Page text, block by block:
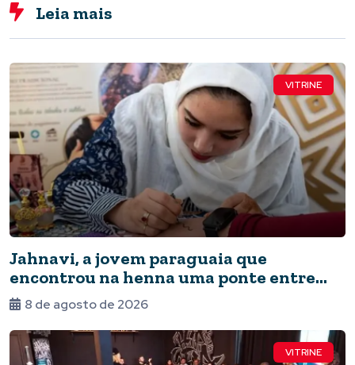
Leia mais
VITRINE
Jahnavi, a jovem paraguaia que
encontrou na henna uma ponte entre
culturas
8 de agosto de 2026
VITRINE